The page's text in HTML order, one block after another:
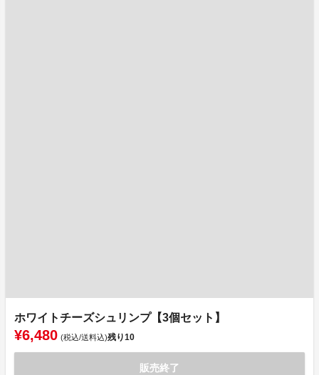
ホワイトチーズシュリンプ【3個セット】
¥6,480 (税込/送料込)残り10
販売終了